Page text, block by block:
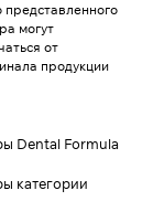
представленного
могут
от
продукции
Dental Formula
категории